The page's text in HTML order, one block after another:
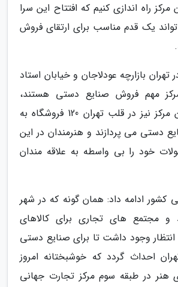
راه اندازی کنیم که افتتاح این سرا
یک قدم مناسب برای ارتقای فروش
تهران بازارچه عودلاجان و خیابان استاد
مهم فروش صنایع دستی هستند،
توضیح داد: در این مرکز نیز در قلب تهران 120 فروشگاه به
دستی می پردازند و هنرمندان در این
خود را بی واسطه به علاقه مندان
کشور ادامه داد: همان گونه که در شهر
و مجتمع های تجاری برای کالاهای
وجود داشت تا برای صنایع دستی
احداث گردد که خوشبختانه امروز
هنر در طبقه سوم مرکز تجارت جهانی